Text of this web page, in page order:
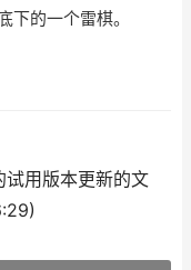
下的一个雷棋。
试用版本更新的文